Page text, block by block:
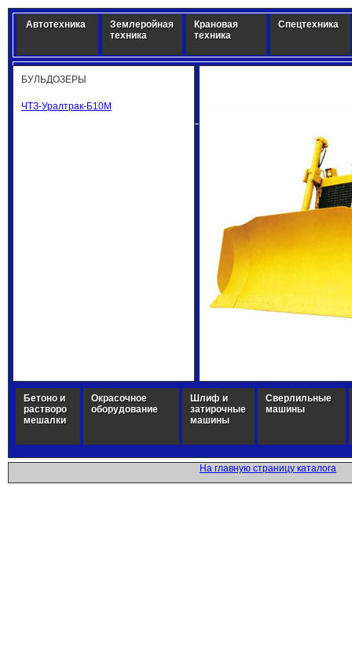
Автотехника
Землеройная
техника
Крановая
техника
Спецтехника
БУЛЬДОЗЕРЫ
ЧТЗ-Уралтрак-Б10М
Бетоно и
растворо
мешалки
Окрасочное
оборудование
Шлиф и
затирочные
машины
Сверлильные
машины
На главную страницу каталога